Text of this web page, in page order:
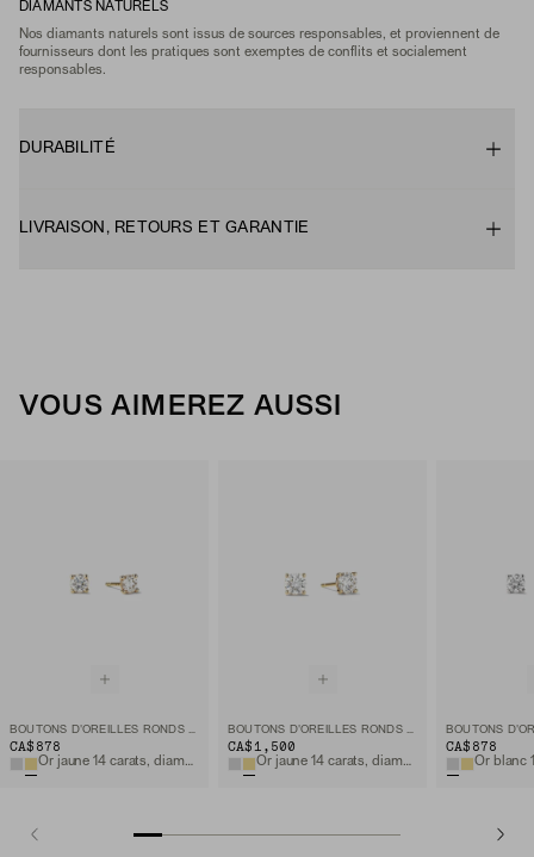
DIAMANTS NATURELS
Nos diamants naturels sont issus de sources responsables, et proviennent de
fournisseurs dont les pratiques sont exemptes de conflits et socialement
responsables.
DURABILITÉ
LIVRAISON, RETOURS ET GARANTIE
VOUS AIMEREZ AUSSI
BOUTONS D'OREILLES RONDS À DIAMANT DE LABORATOIRE 0,5 TCW
CA$878
Or jaune 14 carats, diamant de laboratoire
BOUTONS D'OREILLES RONDS À DIAMANT DE LABORATOIRE 1 TCW
CA$1,500
Or jaune 14 carats, diamant de laboratoire
CA$878